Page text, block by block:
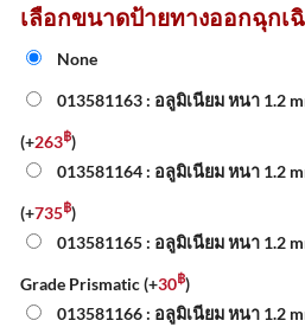
เลือกขนาดป้ายทางออกฉุกเ
None
013581163 : อลูมิเนียม หนา 1.2
(+263฿)
013581164 : อลูมิเนียม หนา 1.2
(+735฿)
013581165 : อลูมิเนียม หนา 1.2
Grade Prismatic(+30฿)
013581166 : อลูมิเนียม หนา 1.2